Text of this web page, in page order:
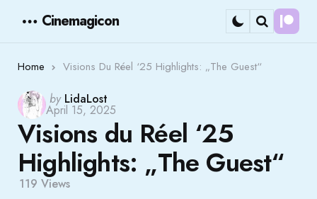
Cinemagicon
Search
Home Visions Du Réel ‘25 Highlights: „The Guest“
Posted
by
by LidaLost
April 15, 2025
Visions du Réel ‘25
Highlights: „The Guest“
119 Views